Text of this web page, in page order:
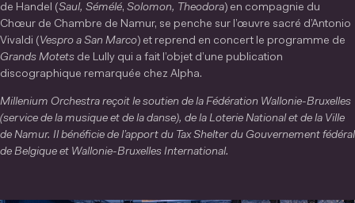
de Handel (Saul, Sémélé, Solomon, Theodora) en compagnie du
Chœur de Chambre de Namur, se penche sur l’œuvre sacré d’Antonio
Vivaldi (Vespro a San Marco) et reprend en concert le programme de
Grands Motets de Lully qui a fait l’objet d’une publication
discographique remarquée chez Alpha.
Millenium Orchestra reçoit le soutien de la Fédération Wallonie-Bruxelles
(service de la musique et de la danse), de la Loterie National et de la Ville
de Namur. Il bénéficie de l’apport du Tax Shelter du Gouvernement fédéral
de Belgique et Wallonie-Bruxelles International.